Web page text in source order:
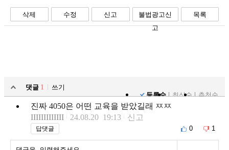
삭제 수정 신고
불법광고신
고
목록
댓글 1
쓰기
등록순
최신순 추천순
진짜 4050은 어떤 교육을 받았길래 ㅉㅉ
IIIIIIIIIIIII
24.08.20 19:13 신고
답댓글 0 1